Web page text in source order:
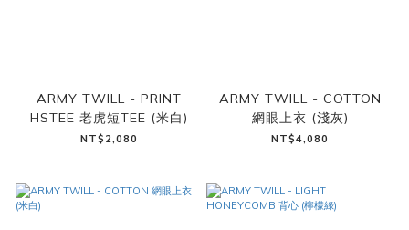
ARMY TWILL - PRINT
HSTEE 老虎短TEE (米白)
NT$2,080
ARMY TWILL - COTTON
網眼上衣 (淺灰)
NT$4,080